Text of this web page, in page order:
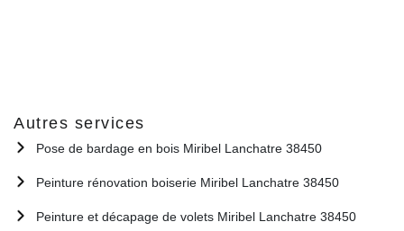
Autres services
Pose de bardage en bois Miribel Lanchatre 38450
Peinture rénovation boiserie Miribel Lanchatre 38450
Peinture et décapage de volets Miribel Lanchatre 38450